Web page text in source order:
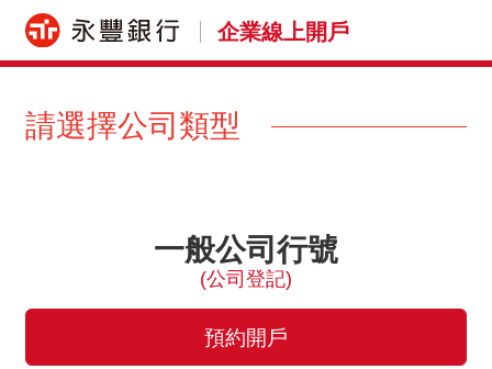
企業線上開戶
請選擇公司類型
一般公司行號
(公司登記)
預約開戶